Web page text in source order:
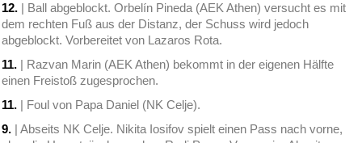
12. | Ball abgeblockt. Orbelín Pineda (AEK Athen) versucht es mit
dem rechten Fuß aus der Distanz, der Schuss wird jedoch
abgeblockt. Vorbereitet von Lazaros Rota.
11. | Razvan Marin (AEK Athen) bekommt in der eigenen Hälfte
einen Freistoß zugesprochen.
11. | Foul von Papa Daniel (NK Celje).
9. | Abseits NK Celje. Nikita Iosifov spielt einen Pass nach vorne,